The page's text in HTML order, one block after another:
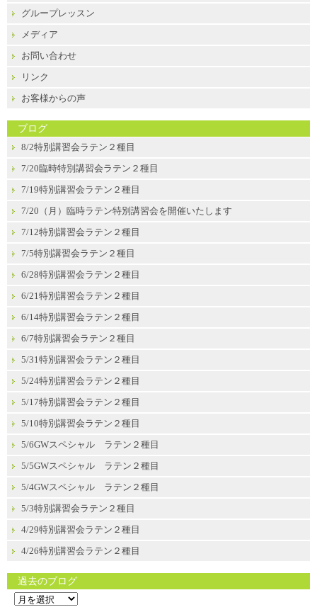
グループレッスン
メディア
お問い合わせ
リンク
お客様からの声
ブログ
8/2特別講習会ラテン２種目
7/20臨時特別講習会ラテン２種目
7/19特別講習会ラテン２種目
7/20（月）臨時ラテン特別講習会を開催いたします
7/12特別講習会ラテン２種目
7/5特別講習会ラテン２種目
6/28特別講習会ラテン２種目
6/21特別講習会ラテン２種目
6/14特別講習会ラテン２種目
6/7特別講習会ラテン２種目
5/31特別講習会ラテン２種目
5/24特別講習会ラテン２種目
5/17特別講習会ラテン２種目
5/10特別講習会ラテン２種目
5/6GWスペシャル ラテン２種目
5/5GWスペシャル ラテン２種目
5/4GWスペシャル ラテン２種目
5/3特別講習会ラテン２種目
4/29特別講習会ラテン２種目
4/26特別講習会ラテン２種目
過去のブログ
過
去